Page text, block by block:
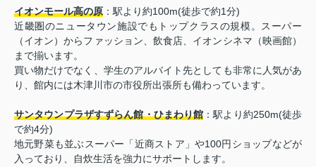
イオンモール高の原 ：駅より約100m(徒歩で約1分)
近畿圏のニュータウン施設でもトップクラスの規模。スーパー
（イオン）からファッション、飲食店、イオンシネマ（映画館）
まで揃います。
買い物だけでなく、学生のアルバイト先としても非常に人気があ
り、館内には木津川市の市役所出張所も備わっています。
サンタウンプラザすずらん館・ひまわり館 ：駅より約250m(徒歩
で約4分)
地元野菜も並ぶスーパー「近商ストア」や100円ショップなどが
入っており、自炊生活を強力にサポートします。